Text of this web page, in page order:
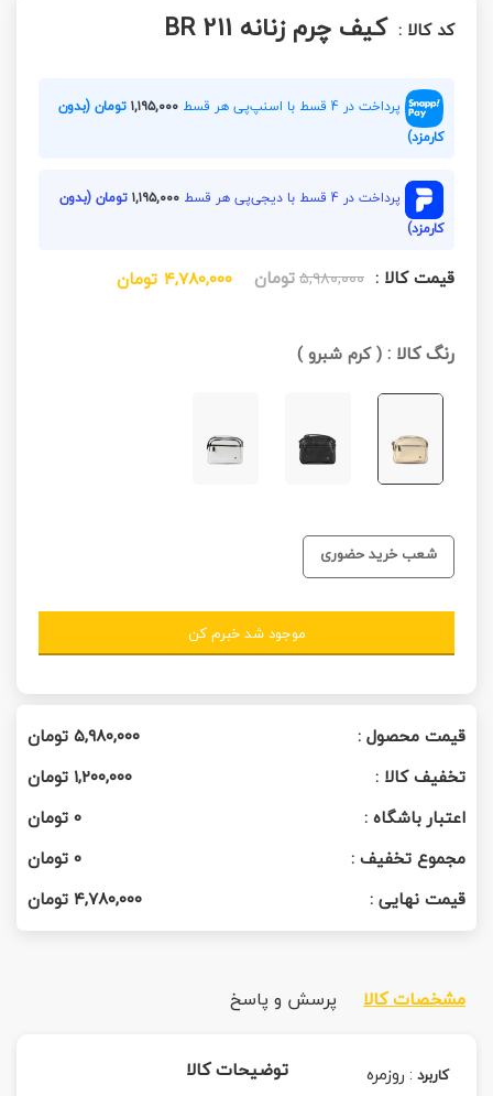
کد کالا : کیف چرم زنانه BR 211
پرداخت در 4 قسط با اسنپ‌پی هر قسط ۱,۱۹۵,۰۰۰تومان (بدون
کارمزد)
پرداخت در 4 قسط با دیجی‌پی هر قسط ۱,۱۹۵,۰۰۰تومان (بدون
کارمزد)
قیمت کالا : ۵,۹۸۰,۰۰۰تومان ۴,۷۸۰,۰۰۰ تومان
رنگ کالا :(کرم شبرو)
شعب خرید حضوری
موجود شد خبرم کن
قیمت محصول : ۵,۹۸۰,۰۰۰تومان
تخفیف کالا :
۱,۲۰۰,۰۰۰ تومان
اعتبار باشگاه :
0تومان
مجموع تخفیف :
0تومان
قیمت نهایی :
۴,۷۸۰,۰۰۰تومان
مشخصات کالا پرسش و پاسخ
کاربرد :روزمره
توضیحات کالا